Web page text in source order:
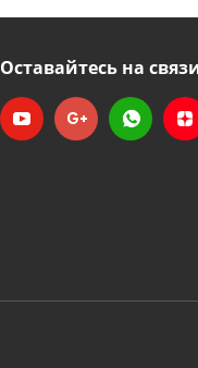
Оставайтесь на